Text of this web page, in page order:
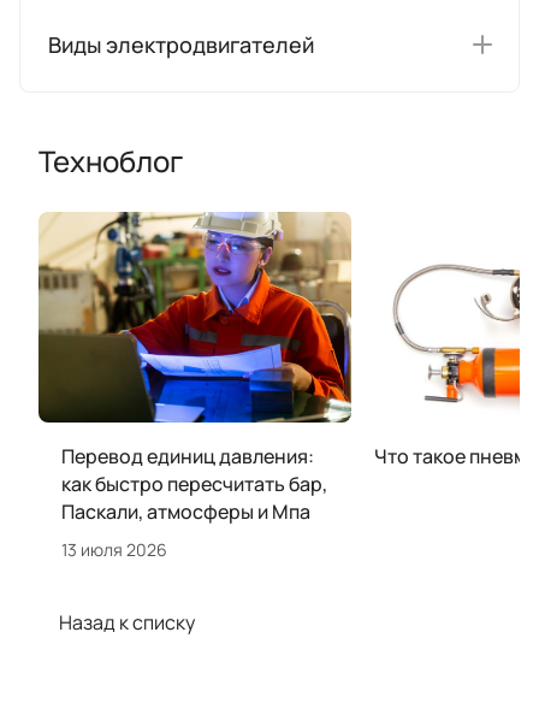
Виды электродвигателей
Техноблог
Перевод единиц давления:
как быстро пересчитать бар,
Паскали, атмосферы и Мпа
13 июля 2026
Что такое
Назад к списку